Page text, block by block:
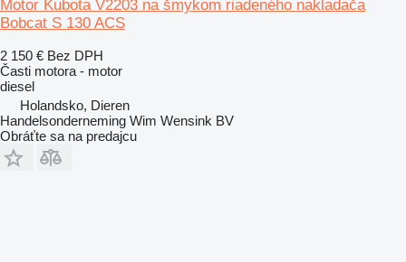
Motor Kubota V2203 na šmykom riadeného nakladača
Bobcat S 130 ACS
2 150 € Bez DPH
Časti motora - motor
diesel
Holandsko, Dieren
Handelsonderneming Wim Wensink BV
Obráťte sa na predajcu